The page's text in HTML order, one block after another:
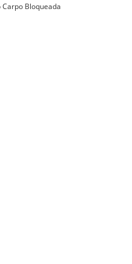
Carpo Bloqueada